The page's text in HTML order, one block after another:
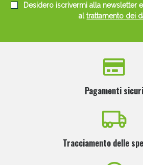
Desidero iscrivermi alla newsletter
altrattamento dei
Pagamenti sicuri
Tracciamento delle